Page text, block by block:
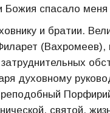
Божия спасало
и братии.
(Вахромеев),
духовному
святой,